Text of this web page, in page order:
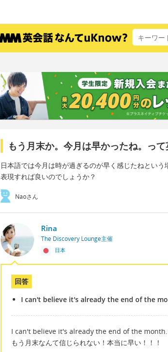
もう月末か。今月は早かったね。っ
日本語では今月は時が過ぎるのが早く感じたねとい
表現すれば良いのでしょうか？
Naoさん
Rina
The Discovery Lounge主催
日本
回答
I can't believe it's already the end of the
I can't believe it's already the end of the
もう月末なんて信じられない！本当に早い！！！